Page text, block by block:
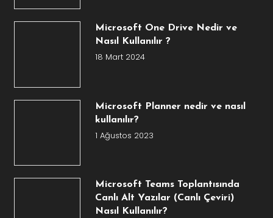
Microsoft One Drive Nedir ve
Nasıl Kullanılır ?
18 Mart 2024
Microsoft Planner nedir ve nasıl
kullanılır?
1 Ağustos 2023
Microsoft Teams Toplantısında
Canlı Alt Yazılar (Canlı Çeviri)
Nasıl Kullanılır?